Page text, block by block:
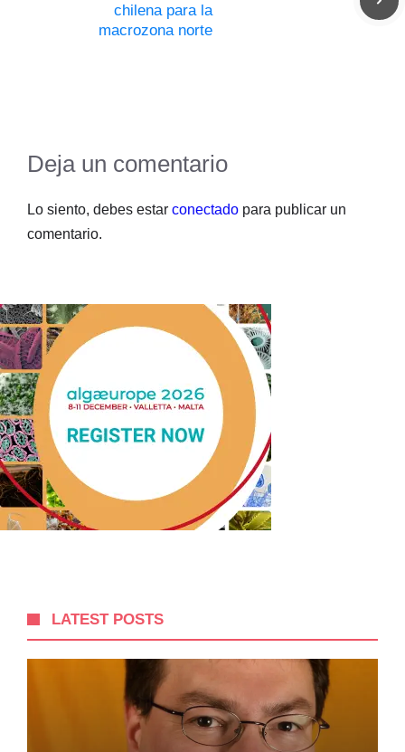
chilena para la
macrozona norte
Deja un comentario
Lo siento, debes estar conectado para publicar un
comentario.
LATEST POSTS